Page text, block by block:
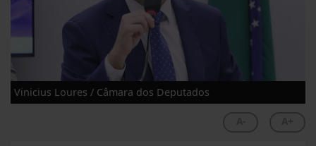
Vinicius Loures / Câmara dos Deputados